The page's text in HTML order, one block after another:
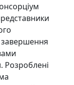
завершення
Розроблені